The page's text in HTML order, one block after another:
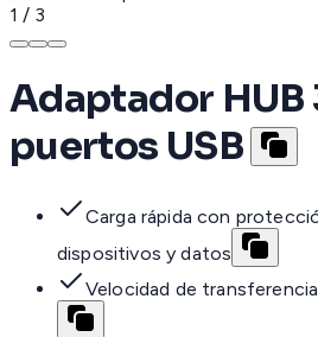
1 / 3
Adaptador HUB
puertos USB
Carga rápida con
dispositivos y datos
Velocidad de